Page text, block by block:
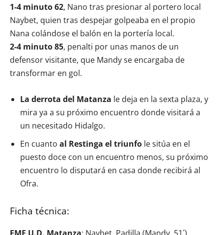
1-4 minuto 62, Nano tras presionar al portero local
Naybet, quien tras despejar golpeaba en el propio
Nana colándose el balón en la portería local.
2-4 minuto 85, penalti por unas manos de un
defensor visitante, que Mandy se encargaba de
transformar en gol.
La derrota del Matanza le deja en la sexta plaza, y
mira ya a su próximo encuentro donde visitará a
un necesitado Hidalgo.
En cuanto al Restinga el triunfo le sitúa en el
puesto doce con un encuentro menos, su próximo
encuentro lo disputará en casa donde recibirá al
Ofra.
Ficha técnica: